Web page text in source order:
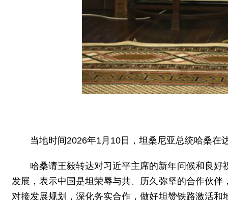
当地时间2026年1月10日，坦桑尼亚总统哈桑在
哈桑请王毅转达对习近平主席的新年问候和良
发展，表示中国是坦荣辱与共、历久弥坚的合作伙
对接发展规划，深化务实合作，做好坦赞铁路激活